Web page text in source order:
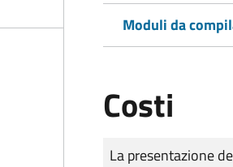
Moduli da
Costi
Tipo di pagamento
Importo
La presentazione